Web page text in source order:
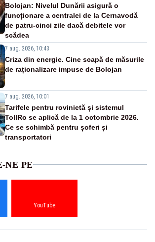
Bolojan: Nivelul Dunării asigură o
funcționare a centralei de la Cernavodă
de patru-cinci zile dacă debitele vor
scădea
7 aug. 2026, 10:43
Criza din energie. Cine scapă de măsurile
de raționalizare impuse de Bolojan
7 aug. 2026, 10:01
Tarifele pentru rovinietă și sistemul
TollRo se aplică de la 1 octombrie 2026.
Ce se schimbă pentru șoferi și
transportatori
NE PE
YouTube